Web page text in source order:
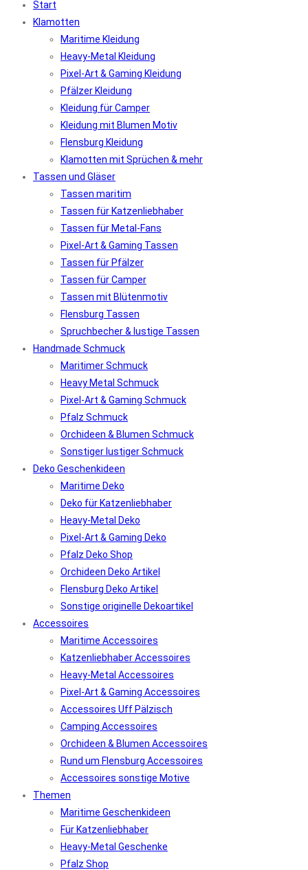
Start
Klamotten
Maritime Kleidung
Heavy-Metal Kleidung
Pixel-Art & Gaming Kleidung
Pfälzer Kleidung
Kleidung für Camper
Kleidung mit Blumen Motiv
Flensburg Kleidung
Klamotten mit Sprüchen & mehr
Tassen und Gläser
Tassen maritim
Tassen für Katzenliebhaber
Tassen für Metal-Fans
Pixel-Art & Gaming Tassen
Tassen für Pfälzer
Tassen für Camper
Tassen mit Blütenmotiv
Flensburg Tassen
Spruchbecher & lustige Tassen
Handmade Schmuck
Maritimer Schmuck
Heavy Metal Schmuck
Pixel-Art & Gaming Schmuck
Pfalz Schmuck
Orchideen & Blumen Schmuck
Sonstiger lustiger Schmuck
Deko Geschenkideen
Maritime Deko
Deko für Katzenliebhaber
Heavy-Metal Deko
Pixel-Art & Gaming Deko
Pfalz Deko Shop
Orchideen Deko Artikel
Flensburg Deko Artikel
Sonstige originelle Dekoartikel
Accessoires
Maritime Accessoires
Katzenliebhaber Accessoires
Heavy-Metal Accessoires
Pixel-Art & Gaming Accessoires
Accessoires Uff Pälzisch
Camping Accessoires
Orchideen & Blumen Accessoires
Rund um Flensburg Accessoires
Accessoires sonstige Motive
Themen
Maritime Geschenkideen
Für Katzenliebhaber
Heavy-Metal Geschenke
Pfalz Shop